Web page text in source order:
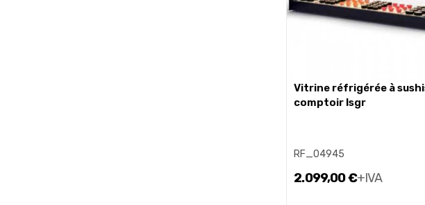
vitrine réfrigérée à sushis de
comptoir lsgr
RF_04945
2.099,00 €+IVA